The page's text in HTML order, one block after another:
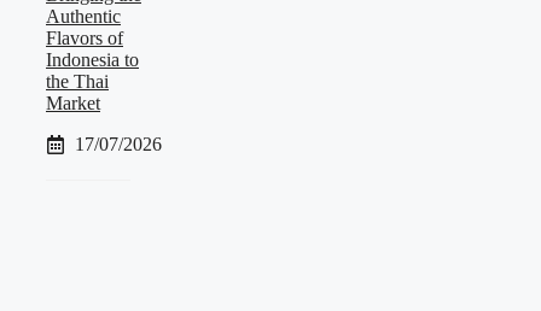
Authentic
Flavors of
Indonesia to
the Thai
Market
17/07/2026